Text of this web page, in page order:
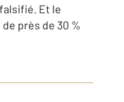
Et le
près de 30 %